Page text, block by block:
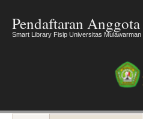
Pendaftaran Anggota
Smart Library Fisip Universitas Mulawarman